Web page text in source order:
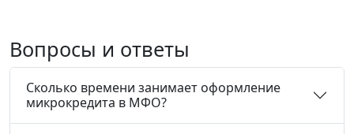
Вопросы и ответы
Сколько времени занимает оформление
микрокредита в МФО?